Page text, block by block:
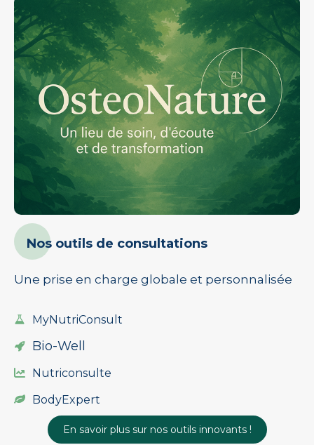
Nos outils de consultations
Une prise en charge globale et personnalisée
MyNutriConsult
Bio-Well
Nutriconsulte
BodyExpert
En savoir plus sur nos outils innovants !